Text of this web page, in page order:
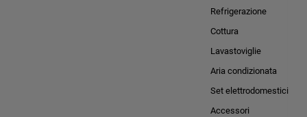
Refrigerazione
Cottura
Lavastoviglie
Aria condizionata
Set elettrodomestici
Accessori